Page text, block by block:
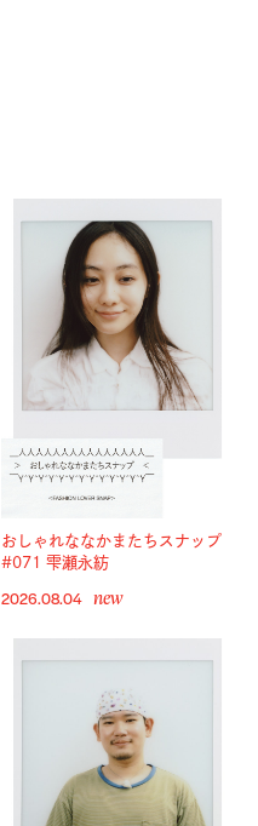
おしゃれななかまたちスナップ
#071 雫瀬永紡
2026.08.04 new